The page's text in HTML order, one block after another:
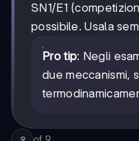
SN1/E1
possibile. Usala
Pro tip: Negli
due meccanismi,